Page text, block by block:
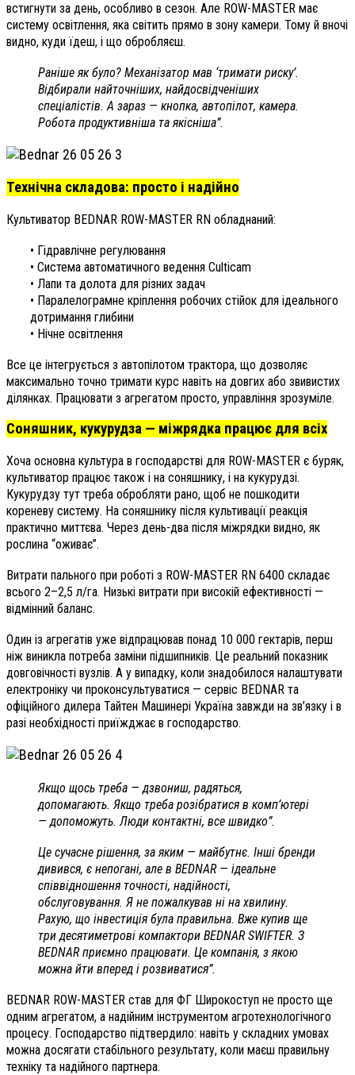
встигнути за день, особливо в сезон. Але ROW-MASTER має
систему освітлення, яка світить прямо в зону камери. Тому й вночі
видно, куди їдеш, і що обробляєш.
Раніше як було? Механізатор мав ‘тримати риску’.
Відбирали найточніших, найдосвідченіших
спеціалістів. А зараз — кнопка, автопілот, камера.
Робота продуктивніша та якісніша”.
Технічна складова: просто і надійно
Культиватор BEDNAR ROW-MASTER RN обладнаний:
• Гідравлічне регулювання
• Система автоматичного ведення Culticam
• Лапи та долота для різних задач
• Паралелограмне кріплення робочих стійок для ідеального
дотримання глибини
• Нічне освітлення
Все це інтегрується з автопілотом трактора, що дозволяє
максимально точно тримати курс навіть на довгих або звивистих
ділянках. Працювати з агрегатом просто, управління зрозуміле.
Соняшник, кукурудза — міжрядка працює для всіх
Хоча основна культура в господарстві для ROW-MASTER є буряк,
культиватор працює також і на соняшнику, і на кукурудзі.
Кукурудзу тут треба обробляти рано, щоб не пошкодити
кореневу систему. На соняшнику після культивації реакція
практично миттєва. Через день-два після міжрядки видно, як
рослина “оживає”.
Витрати пального при роботі з ROW-MASTER RN 6400 складає
всього 2–2,5 л/га. Низькі витрати при високій ефективності —
відмінний баланс.
Один із агрегатів уже відпрацював понад 10 000 гектарів, перш
ніж виникла потреба заміни підшипників. Це реальний показник
довговічності вузлів. А у випадку, коли знадобилося налаштувати
електроніку чи проконсультуватися — сервіс BEDNAR та
офіційного дилера Тайтен Машинері Україна завжди на зв’язку і в
разі необхідності приїжджає в господарство.
Якщо щось треба — дзвониш, радяться,
допомагають. Якщо треба розібратися в комп’ютері
— допоможуть. Люди контактні, все швидко”.
Це сучасне рішення, за яким — майбутнє. Інші бренди
дивився, є непогані, але в BEDNAR — ідеальне
співвідношення точності, надійності,
обслуговування. Я не пожалкував ні на хвилину.
Рахую, що інвестиція була правильна. Вже купив ще
три десятиметрові компактори BEDNAR SWIFTER. З
BEDNAR приємно працювати. Це компанія, з якою
можна йти вперед і розвиватися”.
BEDNAR ROW-MASTER став для ФГ Широкоступ не просто ще
одним агрегатом, а надійним інструментом агротехнологічного
процесу. Господарство підтвердило: навіть у складних умовах
можна досягати стабільного результату, коли маєш правильну
техніку та надійного партнера.